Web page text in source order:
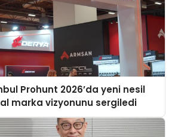
Prohunt 2026’da yeni nesil
marka vizyonunu sergiledi